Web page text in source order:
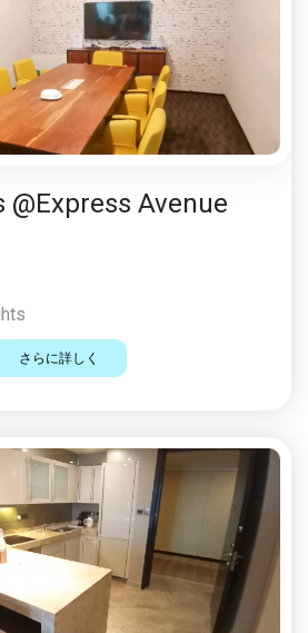
@Express Avenue
さらに詳しく